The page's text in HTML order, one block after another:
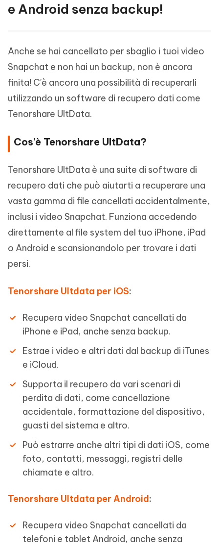
e Android senza backup!
Anche se hai cancellato per sbaglio i tuoi video
Snapchat e non hai un backup, non è ancora
finita! C'è ancora una possibilità di recuperarli
utilizzando un software di recupero dati come
Tenorshare UltData.
Cos'è Tenorshare UltData?
Tenorshare UltData è una suite di software di
recupero dati che può aiutarti a recuperare una
vasta gamma di file cancellati accidentalmente,
inclusi i video Snapchat. Funziona accedendo
direttamente al file system del tuo iPhone, iPad
o Android e scansionandolo per trovare i dati
persi.
Tenorshare Ultdata per iOS:
Recupera video Snapchat cancellati da
iPhone e iPad, anche senza backup.
Estrae i video e altri dati dal backup di iTunes
e iCloud.
Supporta il recupero da vari scenari di
perdita di dati, come cancellazione
accidentale, formattazione del dispositivo,
guasti del sistema e altro.
Può estrarre anche altri tipi di dati iOS, come
foto, contatti, messaggi, registri delle
chiamate e altro.
Tenorshare Ultdata per Android:
Recupera video Snapchat cancellati da
telefoni e tablet Android, anche senza